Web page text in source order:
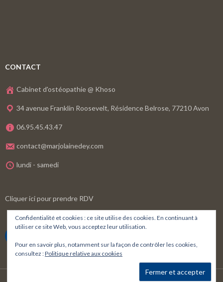
CONTACT
Cabinet d'ostéopathie @ Khoso
34 avenue Franklin Roosevelt, Résidence Belrose, 77210 Avon
06.95.45.43.47
contact@marjolainedey.com
lundi - samedi
Cliquer ici pour prendre RDV
Confidentialité et cookies : ce site utilise des cookies. En continuant à
utiliser ce site Web, vous acceptez leur utilisation.
Pour en savoir plus, notamment sur la façon de contrôler les cookies,
consultez :Politique relative aux cookies